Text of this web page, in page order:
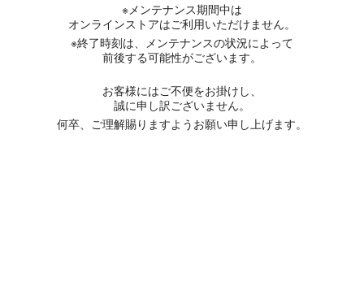
※メンテナンス期間中は
オンラインストアはご利用いただけません。
※終了時刻は、メンテナンスの状況によって
前後する可能性がございます。
お客様にはご不便をお掛けし、
誠に申し訳ございません。
何卒、ご理解賜りますようお願い申し上げます。